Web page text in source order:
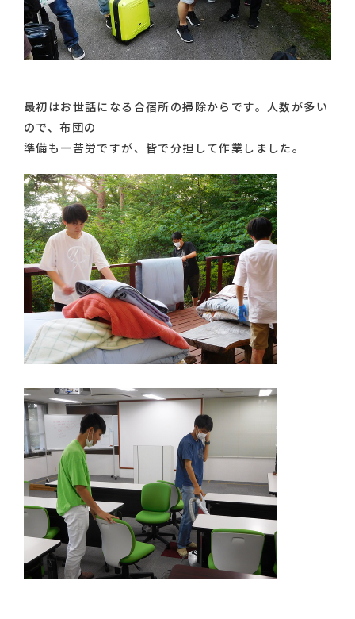
最初はお世話になる合宿所の掃除からです。人数が多い
ので、布団の
準備も一苦労ですが、皆で分担して作業しました。